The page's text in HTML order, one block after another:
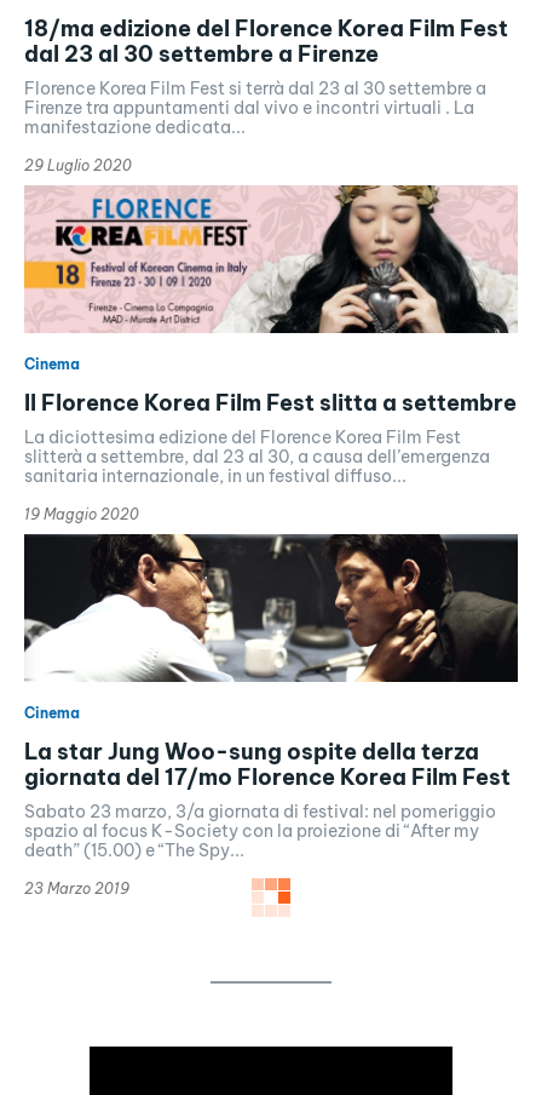
18/ma edizione del Florence Korea Film Fest
dal 23 al 30 settembre a Firenze
Florence Korea Film Fest si terrà dal 23 al 30 settembre a
Firenze tra appuntamenti dal vivo e incontri virtuali . La
manifestazione dedicata...
29 Luglio 2020
Cinema
Il Florence Korea Film Fest slitta a settembre
La diciottesima edizione del Florence Korea Film Fest
slitterà a settembre, dal 23 al 30, a causa dell’emergenza
sanitaria internazionale, in un festival diffuso...
19 Maggio 2020
Cinema
La star Jung Woo-sung ospite della terza
giornata del 17/mo Florence Korea Film Fest
Sabato 23 marzo, 3/a giornata di festival: nel pomeriggio
spazio al focus K-Society con la proiezione di “After my
death” (15.00) e “The Spy...
23 Marzo 2019